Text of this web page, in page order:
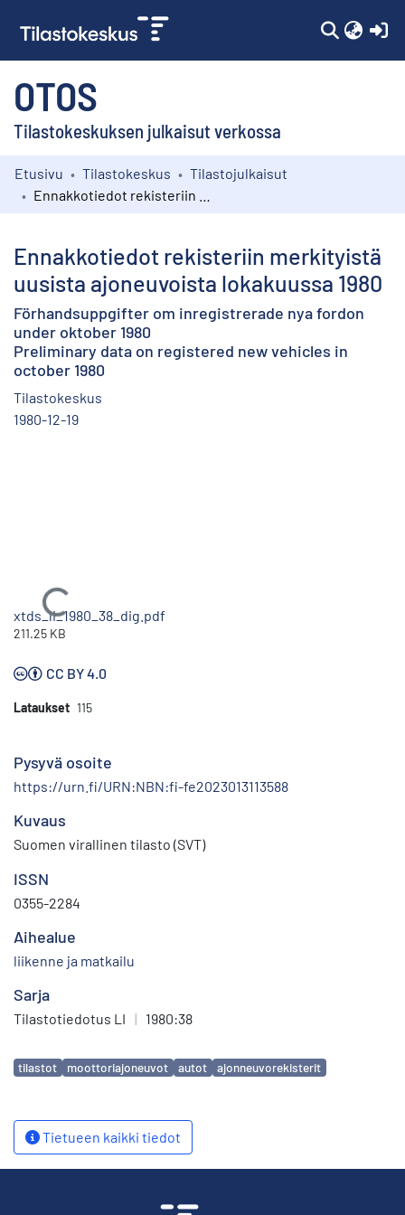
OTOS
Tilastokeskuksen julkaisut verkossa
Kokoelmat
Etusivu Tilastokeskus
Tilastojulkaisut
Ennakkotiedot rekisteriin merkityistä
uusista ajoneuvoista lokakuussa 1980
Förhandsuppgifter om inregistrerade nya fordon
under oktober 1980
Preliminary data on registered new vehicles in
october 1980
Tilastokeskus
1980-12-19
Ladataan...
xtds_li_1980_38_dig.pdf
211.25 KB
CC BY 4.0
Lataukset 115
Pysyvä osoite
https://urn.fi/URN:NBN:fi-fe2023013113588
Kuvaus
Suomen virallinen tilasto (SVT)
ISSN
0355-2284
Aihealue
liikenne ja matkailu
Sarja
Tilastotiedotus LI | 1980:38
Avainsanat
tilastot moottoriajoneuvot autot ajonneuvorekisterit
Tietueen kaikki tiedot